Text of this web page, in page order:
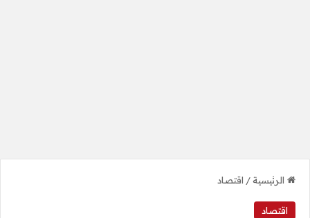
الرئيسية/ اقتصاد
اقتصاد